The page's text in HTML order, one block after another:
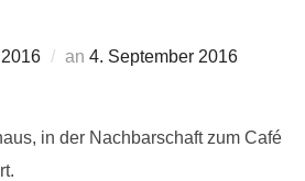
2016 an Veröffentlicht
4. September 2016
in der Nachbarschaft zum Café